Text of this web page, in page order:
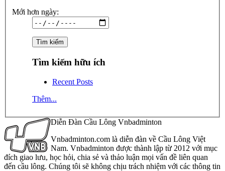
Mới hơn ngày:
Tìm kiếm hữu ích
Recent Posts
Thêm...
Diễn Đàn Cầu Lông Vnbadminton
Vnbadminton.com là diễn đàn về Cầu Lông Việt
Nam. Vnbadminton được thành lập từ 2012 với mục
đích giao lưu, học hỏi, chia sẻ và thảo luận mọi vấn đề liên quan
đến cầu lông. Chúng tôi sẽ không chịu trách nhiệm với các thông tin